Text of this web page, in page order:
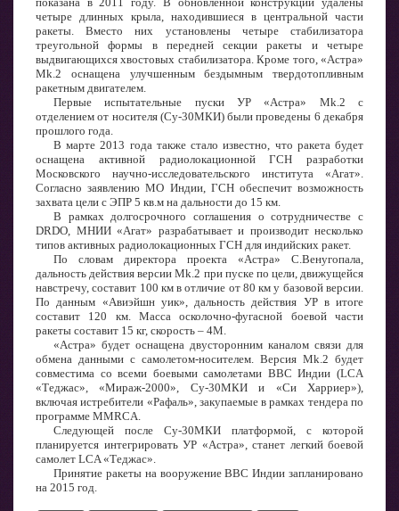
четыре длинных крыла, находившиеся в центральной части
ракеты. Вместо них установлены четыре стабилизатора
треугольной формы в передней секции ракеты и четыре
выдвигающихся хвостовых стабилизатора. Кроме того, «Астра»
Mk.2 оснащена улучшенным бездымным твердотопливным
ракетным двигателем.
Первые испытательные пуски УР «Астра» Mk.2 с
отделением от носителя (Су-30МКИ) были проведены 6 декабря
прошлого года.
В марте 2013 года также стало известно, что ракета будет
оснащена активной радиолокационной ГСН разработки
Московского научно-исследовательского института «Агат».
Согласно заявлению МО Индии, ГСН обеспечит возможность
захвата цели с ЭПР 5 кв.м на дальности до 15 км.
В рамках долгосрочного соглашения о сотрудничестве с
DRDO, МНИИ «Агат» разрабатывает и производит несколько
типов активных радиолокационных ГСН для индийских ракет.
По словам директора проекта «Астра» С.Венугопала,
дальность действия версии Mk.2 при пуске по цели, движущейся
навстречу, составит 100 км в отличие от 80 км у базовой версии.
По данным «Авиэйшн уик», дальность действия УР в итоге
составит 120 км. Масса осколочно-фугасной боевой части
ракеты составит 15 кг, скорость – 4М.
«Астра» будет оснащена двусторонним каналом связи для
обмена данными с самолетом-носителем. Версия Mk.2 будет
совместима со всеми боевыми самолетами ВВС Индии (LCA
«Теджас», «Мираж-2000», Су-30МКИ и «Си Харриер»),
включая истребители «Рафаль», закупаемые в рамках тендера по
программе MMRCA.
Следующей после Су-30МКИ платформой, с которой
планируется интегрировать УР «Астра», станет легкий боевой
самолет LCA «Теджас».
Принятие ракеты на вооружение ВВС Индии запланировано
на 2015 год.